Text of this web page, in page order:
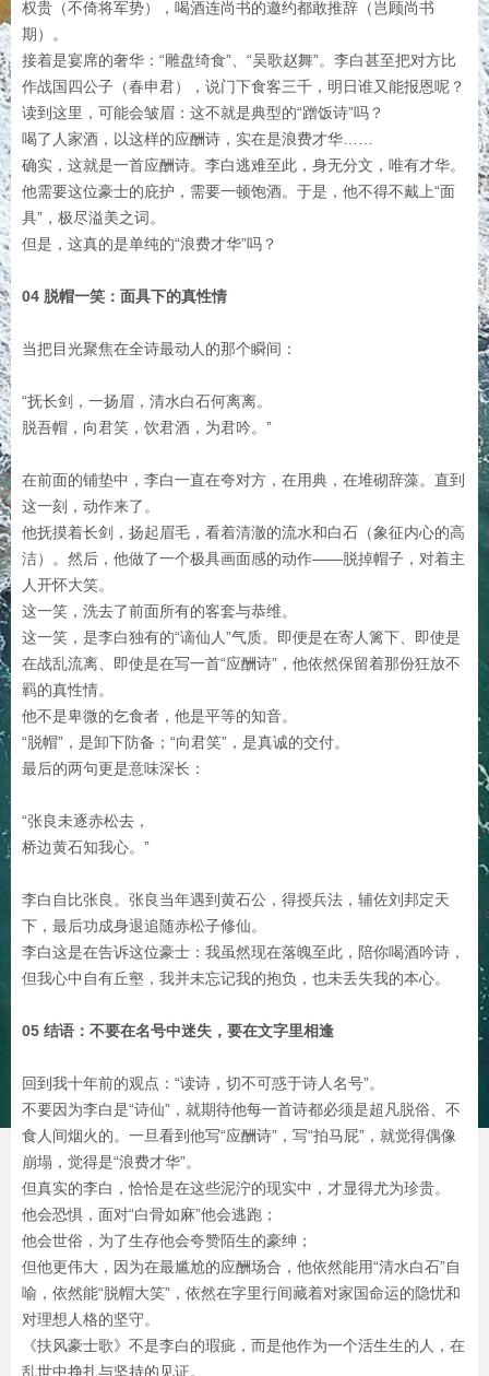
权贵（不倚将军势），喝酒连尚书的邀约都敢推辞（岂顾尚书
期）。
接着是宴席的奢华：“雕盘绮食”、“吴歌赵舞”。李白甚至把对方比
作战国四公子（春申君），说门下食客三千，明日谁又能报恩呢？
读到这里，可能会皱眉：这不就是典型的“蹭饭诗”吗？
喝了人家酒，以这样的应酬诗，实在是浪费才华……
确实，这就是一首应酬诗。李白逃难至此，身无分文，唯有才华。
他需要这位豪士的庇护，需要一顿饱酒。于是，他不得不戴上“面
具”，极尽溢美之词。
但是，这真的是单纯的“浪费才华”吗？
04 脱帽一笑：面具下的真性情
当把目光聚焦在全诗最动人的那个瞬间：
“抚长剑，一扬眉，清水白石何离离。
脱吾帽，向君笑，饮君酒，为君吟。”
在前面的铺垫中，李白一直在夸对方，在用典，在堆砌辞藻。直到
这一刻，动作来了。
他抚摸着长剑，扬起眉毛，看着清澈的流水和白石（象征内心的高
洁）。然后，他做了一个极具画面感的动作——脱掉帽子，对着主
人开怀大笑。
这一笑，洗去了前面所有的客套与恭维。
这一笑，是李白独有的“谪仙人”气质。即便是在寄人篱下、即使是
在战乱流离、即使是在写一首“应酬诗”，他依然保留着那份狂放不
羁的真性情。
他不是卑微的乞食者，他是平等的知音。
“脱帽”，是卸下防备；“向君笑”，是真诚的交付。
最后的两句更是意味深长：
“张良未逐赤松去，
桥边黄石知我心。”
李白自比张良。张良当年遇到黄石公，得授兵法，辅佐刘邦定天
下，最后功成身退追随赤松子修仙。
李白这是在告诉这位豪士：我虽然现在落魄至此，陪你喝酒吟诗，
但我心中自有丘壑，我并未忘记我的抱负，也未丢失我的本心。
05 结语：不要在名号中迷失，要在文字里相逢
回到我十年前的观点：“读诗，切不可惑于诗人名号”。
不要因为李白是“诗仙”，就期待他每一首诗都必须是超凡脱俗、不
食人间烟火的。一旦看到他写“应酬诗”，写“拍马屁”，就觉得偶像
崩塌，觉得是“浪费才华”。
但真实的李白，恰恰是在这些泥泞的现实中，才显得尤为珍贵。
他会恐惧，面对“白骨如麻”他会逃跑；
他会世俗，为了生存他会夸赞陌生的豪绅；
但他更伟大，因为在最尴尬的应酬场合，他依然能用“清水白石”自
喻，依然能“脱帽大笑”，依然在字里行间藏着对家国命运的隐忧和
对理想人格的坚守。
《扶风豪士歌》不是李白的瑕疵，而是他作为一个活生生的人，在
乱世中挣扎与坚持的见证。